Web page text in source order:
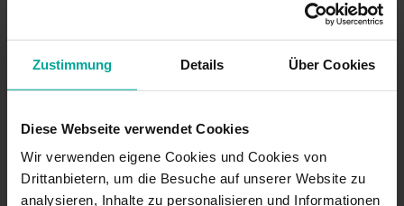
Zustimmung Details Über Cookies
Diese Webseite verwendet Cookies
Wir verwenden eigene Cookies und Cookies von
Drittanbietern, um die Besuche auf unserer Website zu
analysieren, Inhalte zu personalisieren und Informationen
Hallo! Wir würden uns freuen, Sie wiederzusehen.
erhaltenSprache